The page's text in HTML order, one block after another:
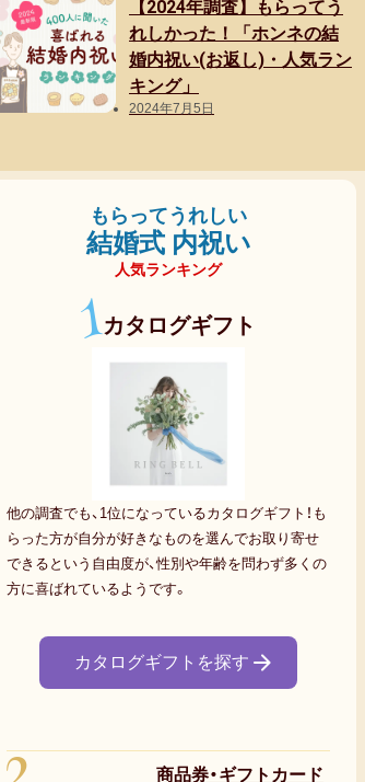
【2024年調査】もらってう
れしかった！「ホンネの結
婚内祝い(お返し)・人気ラン
キング」
2024年7月5日
もらってうれしい
結婚式 内祝い
人気ランキング
1カタログギフト
他の調査でも、1位になっているカタログギフト！も
らった方が自分が好きなものを選んでお取り寄せ
できるという自由度が、性別や年齢を問わず多くの
方に喜ばれているようです。
カタログギフトを探す
商品券・ギフトカード